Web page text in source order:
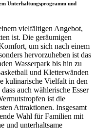
Unterhaltungsprogramm und
vielfältigen Angebot,
ist. Die geräumigen
um sich nach einem
hervorzuheben ist das
Wasserpark bis hin zu
und Kletterwänden
kulinarische Vielfalt in den
auch wählerische Esser
ist die
Attraktionen. Insgesamt
Wahl für Familien mit
und unterhaltsame